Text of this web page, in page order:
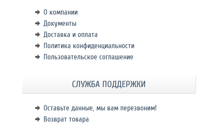
О компании
Документы
Доставка и оплата
Политика конфиденциальности
Пользовательское соглашение
СЛУЖБА ПОДДЕРЖКИ
Оставьте данные, мы вам перезвоним!
Возврат товара